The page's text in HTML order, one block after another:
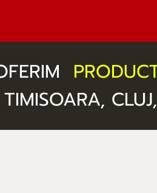
TIMISOARA,